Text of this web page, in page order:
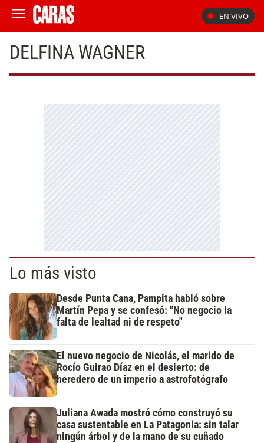
EN VIVO
DELFINA WAGNER
Lo más visto
Desde Punta Cana, Pampita habló sobre
Martín Pepa y se confesó: "No negocio la
falta de lealtad ni de respeto"
El nuevo negocio de Nicolás, el marido de
Rocío Guirao Díaz en el desierto: de
heredero de un imperio a astrofotógrafo
Juliana Awada mostró cómo construyó su
casa sustentable en La Patagonia: sin talar
ningún árbol y de la mano de su cuñado